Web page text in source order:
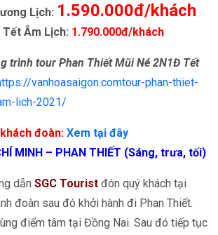
Lịch: 1.590.000đ/khách
Âm Lịch: 1.790.000đ/khách
trình tour Phan Thiết Mũi Né 2N1Đ Tết
vanhoasaigon.comtour-phan-thiet-
lich-2021/
đoàn: Xem tại đây
MINH – PHAN THIẾT (Sáng, trưa, tối)
dẫn SGC Tourist đón quý khách tại
đoàn sau đó khởi hành đi Phan Thiết.
điểm tâm tại Đồng Nai. Sau đó tiếp tục